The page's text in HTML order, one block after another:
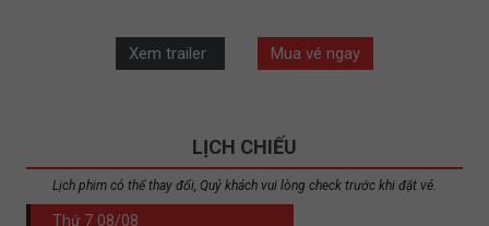
Xem trailer Mua vé ngay
LỊCH CHIẾU
Lịch phim có thể thay đổi, Quý khách vui lòng check trước khi đặt vé.
Thứ 7 08/08